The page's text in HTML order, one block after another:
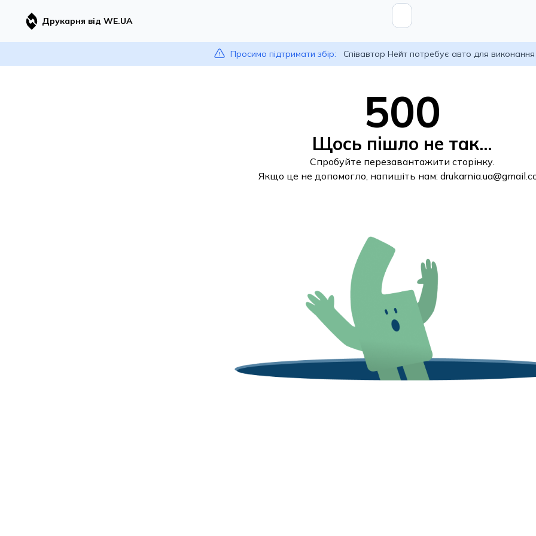
Друкарня від WE.UA
Просимо підтримати збір: Співавтор Нейт потребує авто для
500
Щось пішло не так...
Спробуйте перезавантажити сторінку.
Якщо це не допомогло, напишіть нам: